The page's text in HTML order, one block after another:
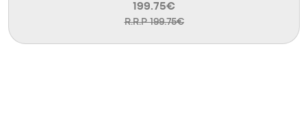
199.75€
R.R.P 199.75€